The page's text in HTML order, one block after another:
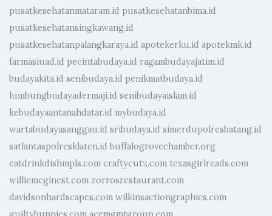
pusatkesehatanmataram.id pusatkesehatanbima.id
pusatkesehatansingkawang.id
pusatkesehatanpalangkaraya.id apotekerku.id apotekmk.id
farmasiuad.id pecintabudaya.id ragambudayajatim.id
budayakita.id senibudaya.id penikmatbudaya.id
lumbungbudayadermaji.id senibudayaislam.id
kebudayaantanahdatar.id mybudaya.id
wartabudayasanggau.id sribudaya.id simerdupolresbatang.id
satlantaspolresklaten.id buffalogrovechamber.org
eatdrinkdishmpls.com craftycutz.com texasgirlreads.com
williemcginest.com zorrosrestaurant.com
davidsonhardscapes.com wilkinsactiongraphics.com